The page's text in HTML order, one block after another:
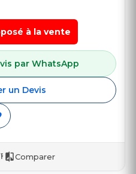
à la vente
par WhatsApp
un Devis
Comparer